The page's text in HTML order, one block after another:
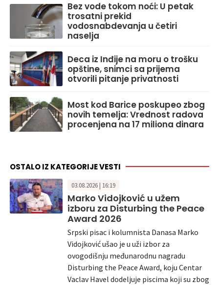
Bez vode tokom noći: U petak
trosatni prekid
vodosnabdevanja u četiri
naselja
Deca iz Inđije na moru o trošku
opštine, snimci sa prijema
otvorili pitanje privatnosti
Most kod Barice poskupeo zbog
novih temelja: Vrednost radova
procenjena na 17 miliona dinara
OSTALO IZ KATEGORIJE VESTI
03.08.2026 | 16:19
Marko Vidojković u užem
izboru za Disturbing the Peace
Award 2026
Srpski pisac i kolumnista Danasa Marko
Vidojković ušao je u uži izbor za
ovogodišnju međunarodnu nagradu
Disturbing the Peace Award, koju Centar
Vaclav Havel dodeljuje piscima koji su zbog